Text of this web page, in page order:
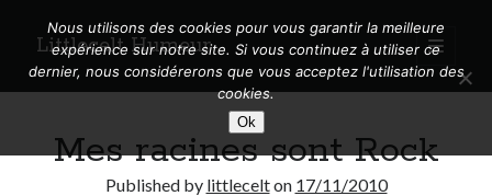
Littlecelt Humeur
open
primary
menu
Sidebar
Search
Mes racines sont Rock
Published by littlecelton 17/11/2010
Nous utilisons des cookies pour vous garantir la meilleure
expérience sur notre site. Si vous continuez à utiliser ce
dernier, nous considérerons que vous acceptez l'utilisation des
cookies.
Ok